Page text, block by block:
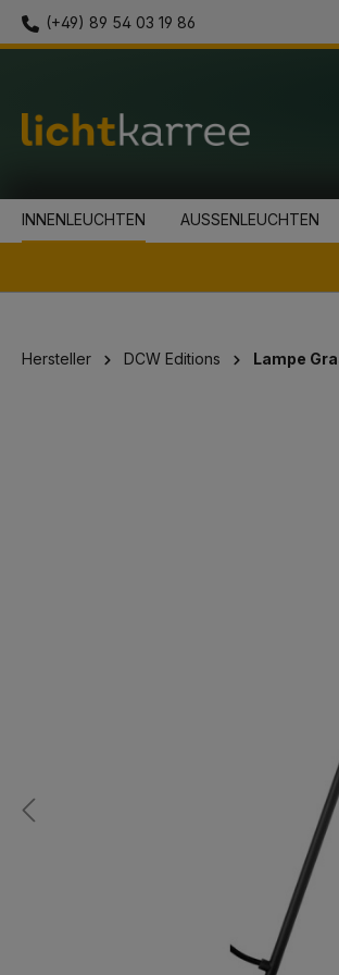
Zur Hauptnavigation springen
(+49) 89 54 03 19 86
INNENLEUCHTEN
AUSSENLEUCHTEN
Hersteller DCW Editions Lampe